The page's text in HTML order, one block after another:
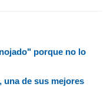
porque no lo
una de sus mejores